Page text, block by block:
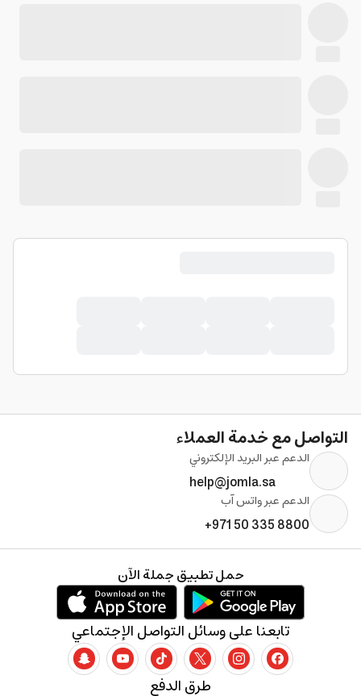
التواصل مع خدمة العملاء
الدعم عبر البريد الإلكتروني
help@jomla.sa
الدعم عبر واتس آب
+971 50 335 8800
طرق الدفع
تابعنا على وسائل التواصل الإجتماعي
حمل تطبيق جملة الآن